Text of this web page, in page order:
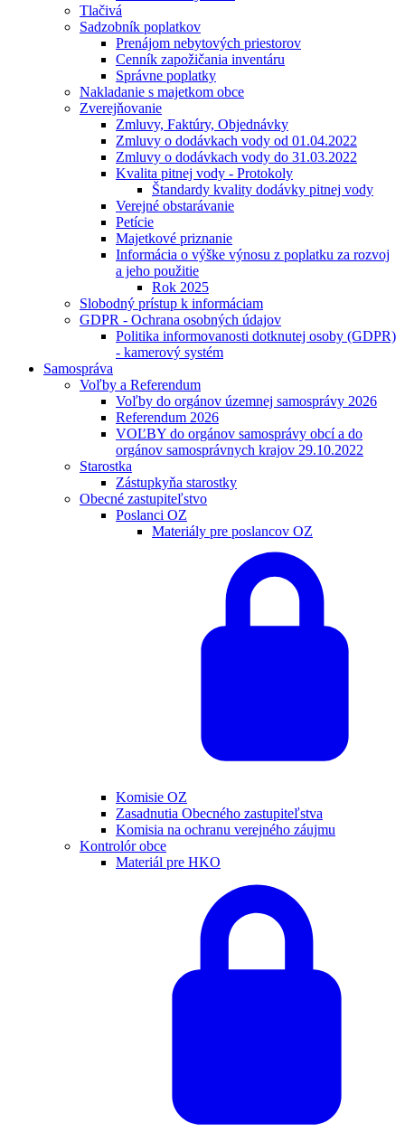
Tlačivá
Sadzobník poplatkov
Prenájom nebytových priestorov
Cenník zapožičania inventáru
Správne poplatky
Nakladanie s majetkom obce
Zverejňovanie
Zmluvy, Faktúry, Objednávky
Zmluvy o dodávkach vody od 01.04.2022
Zmluvy o dodávkach vody do 31.03.2022
Kvalita pitnej vody - Protokoly
Štandardy kvality dodávky pitnej vody
Verejné obstarávanie
Petície
Majetkové priznanie
Informácia o výške výnosu z poplatku za rozvoj
a jeho použitie
Rok 2025
Slobodný prístup k informáciam
GDPR - Ochrana osobných údajov
Politika informovanosti dotknutej osoby (GDPR)
- kamerový systém
Samospráva
Voľby a Referendum
Voľby do orgánov územnej samosprávy 2026
Referendum 2026
VOĽBY do orgánov samosprávy obcí a do
orgánov samosprávnych krajov 29.10.2022
Starostka
Zástupkyňa starostky
Obecné zastupiteľstvo
Poslanci OZ
Materiály pre poslancov OZ
Komisie OZ
Zasadnutia Obecného zastupiteľstva
Komisia na ochranu verejného záujmu
Kontrolór obce
Materiál pre HKO